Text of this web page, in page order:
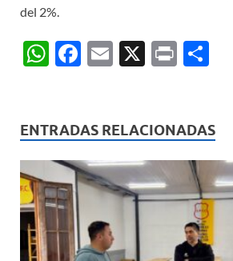
del 2%.
W
s
A
p
p
F
b
o
o
E
X
P
p
ar
ti
r
ENTRADAS RELACIONADAS